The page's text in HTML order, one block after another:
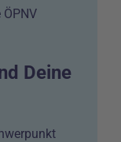
Deine